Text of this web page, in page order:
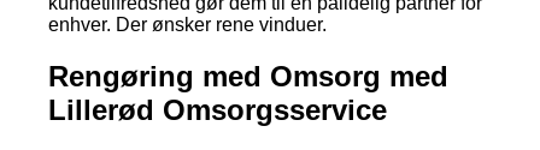
enhver. Der ønsker rene vinduer.
Rengøring med Omsorg med
Lillerød Omsorgsservice